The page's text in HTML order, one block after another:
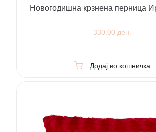
Новогодишна крзнена перница
330.00 ден.
Додај во кошничка